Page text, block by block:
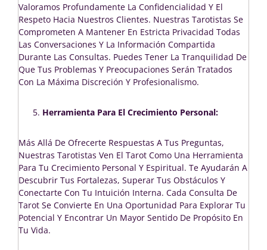
Valoramos Profundamente La Confidencialidad Y El
Respeto Hacia Nuestros Clientes. Nuestras Tarotistas Se
Comprometen A Mantener En Estricta Privacidad Todas
Las Conversaciones Y La Información Compartida
Durante Las Consultas. Puedes Tener La Tranquilidad De
Que Tus Problemas Y Preocupaciones Serán Tratados
Con La Máxima Discreción Y Profesionalismo.
Herramienta Para El Crecimiento Personal:
Más Allá De Ofrecerte Respuestas A Tus Preguntas,
Nuestras Tarotistas Ven El Tarot Como Una Herramienta
Para Tu Crecimiento Personal Y Espiritual. Te Ayudarán A
Descubrir Tus Fortalezas, Superar Tus Obstáculos Y
Conectarte Con Tu Intuición Interna. Cada Consulta De
Tarot Se Convierte En Una Oportunidad Para Explorar Tu
Potencial Y Encontrar Un Mayor Sentido De Propósito En
Tu Vida.